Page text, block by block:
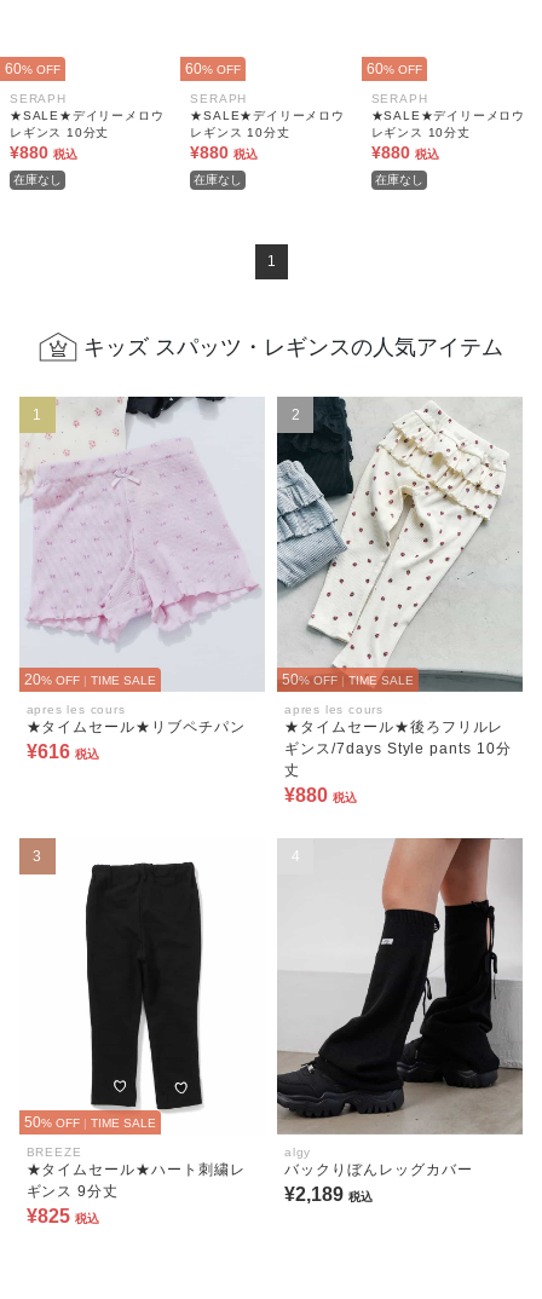
60% OFF
SERAPH
★SALE★デイリーメロウ
レギンス 10分丈
¥880 税込
在庫なし
60% OFF
SERAPH
★SALE★デイリーメロウ
レギンス 10分丈
¥880 税込
在庫なし
60% OFF
SERAPH
★SALE★デイリーメロウ
レギンス 10分丈
¥880 税込
在庫なし
1
キッズ スパッツ・レギンスの人気アイテム
1
20% OFF TIME SALE
apres les cours
★タイムセール★リブペチパン
¥616 税込
2
50% OFF TIME SALE
apres les cours
★タイムセール★後ろフリルレ
ギンス/7days Style pants 10分
丈
¥880 税込
3
50% OFF | TIME SALE
BREEZE
★タイムセール★ハート刺繍レ
ギンス 9分丈
¥825 税込
4
algy
バックりぼんレッグカバー
¥2,189 税込